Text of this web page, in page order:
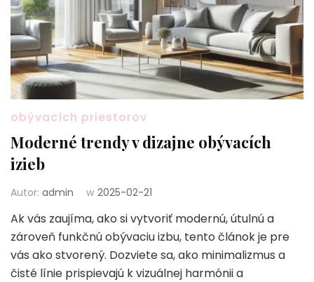
obývacích priestorov
Moderné trendy v dizajne obývacích
izieb
Autor: admin w 2025-02-21
Ak vás zaujíma, ako si vytvoriť modernú, útulnú a
zároveň funkčnú obývaciu izbu, tento článok je pre
vás ako stvorený. Dozviete sa, ako minimalizmus a
čisté línie prispievajú k vizuálnej harmónii a